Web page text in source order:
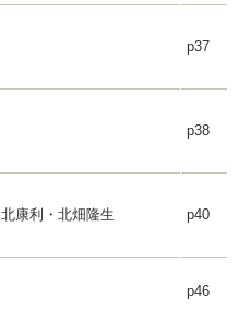
p37
p38
北康利・北畑隆生 p40
p46